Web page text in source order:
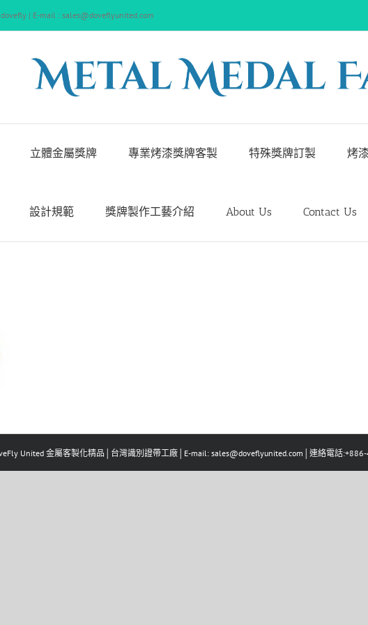
| E-mail : sales@doveflyunited.com
立體金屬獎牌 專業烤漆獎牌客製 特殊獎牌訂製 烤
設計規範 獎牌製作工藝介紹 About Us Contact Us
United 金屬客製化精品│台灣識別證帶工廠│E-mail: sales@doveflyunited.com│連絡電話